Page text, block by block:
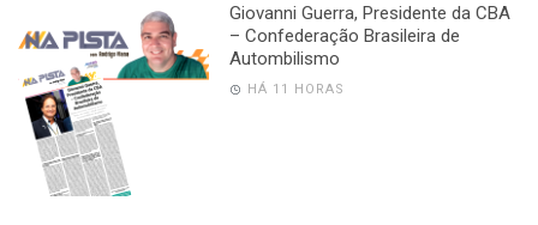
Giovanni Guerra, Presidente da CBA
– Confederação Brasileira de
Autombilismo
HÁ 11 HORAS